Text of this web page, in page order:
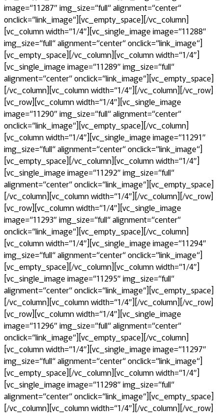
image=“11287″ img_size=“full“ alignment=“center“
onclick=“link_image“][vc_empty_space][/vc_column]
[vc_column width=“1/4″][vc_single_image image=“11288″
img_size=“full“ alignment=“center“ onclick=“link_image“]
[vc_empty_space][/vc_column][vc_column width=“1/4″]
[vc_single_image image=“11289″ img_size=“full“
alignment=“center“ onclick=“link_image“][vc_empty_space]
[/vc_column][vc_column width=“1/4″][/vc_column][/vc_row]
[vc_row][vc_column width=“1/4″][vc_single_image
image=“11290″ img_size=“full“ alignment=“center“
onclick=“link_image“][vc_empty_space][/vc_column]
[vc_column width=“1/4″][vc_single_image image=“11291″
img_size=“full“ alignment=“center“ onclick=“link_image“]
[vc_empty_space][/vc_column][vc_column width=“1/4″]
[vc_single_image image=“11292″ img_size=“full“
alignment=“center“ onclick=“link_image“][vc_empty_space]
[/vc_column][vc_column width=“1/4″][/vc_column][/vc_row]
[vc_row][vc_column width=“1/4″][vc_single_image
image=“11293″ img_size=“full“ alignment=“center“
onclick=“link_image“][vc_empty_space][/vc_column]
[vc_column width=“1/4″][vc_single_image image=“11294″
img_size=“full“ alignment=“center“ onclick=“link_image“]
[vc_empty_space][/vc_column][vc_column width=“1/4″]
[vc_single_image image=“11295″ img_size=“full“
alignment=“center“ onclick=“link_image“][vc_empty_space]
[/vc_column][vc_column width=“1/4″][/vc_column][/vc_row]
[vc_row][vc_column width=“1/4″][vc_single_image
image=“11296″ img_size=“full“ alignment=“center“
onclick=“link_image“][vc_empty_space][/vc_column]
[vc_column width=“1/4″][vc_single_image image=“11297″
img_size=“full“ alignment=“center“ onclick=“link_image“]
[vc_empty_space][/vc_column][vc_column width=“1/4″]
[vc_single_image image=“11298″ img_size=“full“
alignment=“center“ onclick=“link_image“][vc_empty_space]
[/vc_column][vc_column width=“1/4″][/vc_column][/vc_row]